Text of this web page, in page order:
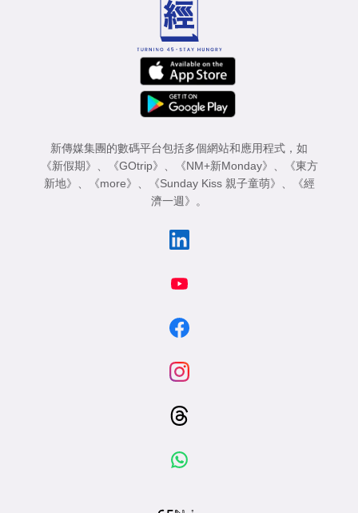
新傳媒集團的數碼平台包括多個網站和應用程式，如
《新假期》 、 《GOtrip》 、 《NM+新Monday》 、
《東方
新地》 、 《more》 、 《Sunday Kiss 親子童萌》 、
《經
濟一週》 。